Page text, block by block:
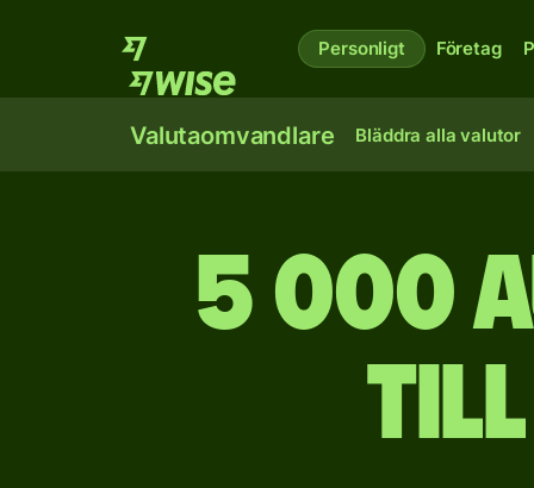
Personligt Företag
Valutaomvandlare Bläddra alla valutor
5 000
till